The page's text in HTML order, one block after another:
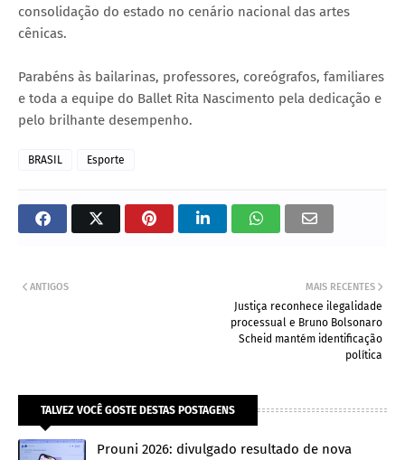
consolidação do estado no cenário nacional das artes
cênicas.
Parabéns às bailarinas, professores, coreógrafos, familiares
e toda a equipe do Ballet Rita Nascimento pela dedicação e
pelo brilhante desempenho.
BRASIL Esporte
MAIS RECENTES
Justiça reconhece ilegalidade
processual e Bruno Bolsonaro
Scheid mantém identificação
política
ANTIGOS
TALVEZ VOCÊ GOSTE DESTAS POSTAGENS
Prouni 2026: divulgado resultado de nova